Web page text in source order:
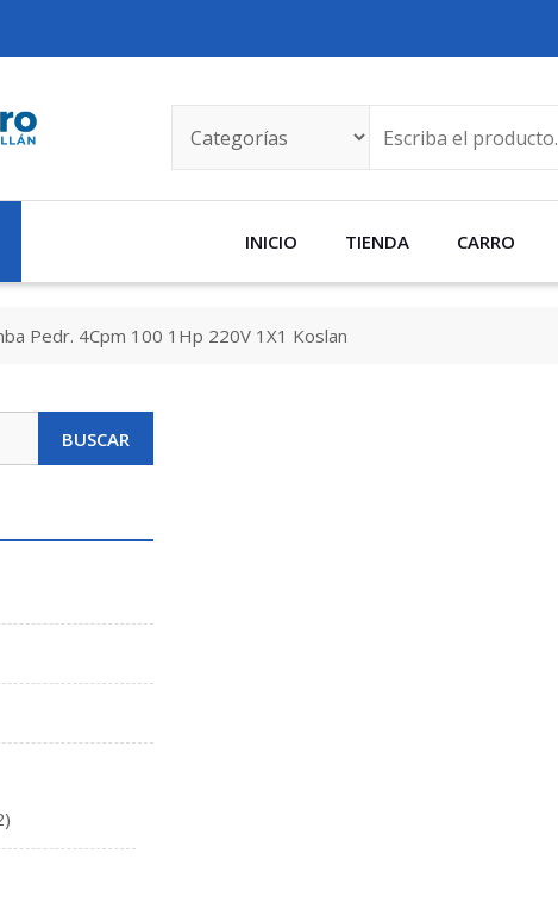
INICIO TIENDA CARRO
Pedr. 4Cpm 100 1Hp 220V 1X1 Koslan
BUSCAR